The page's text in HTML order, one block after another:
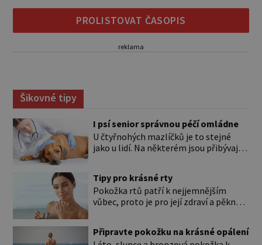
PROLISTOVAT ČASOPIS
reklama
Šikovné tipy
I psí senior správnou péčí omládne
U čtyřnohých mazlíčků je to stejné
jako u lidí. Na některém jsou přibývající
Přesto byste si měli staršího psa více
všímat, aby vám neunikly důležité
signály, že něco není v pořádku. Včasná
život. Hůře tráví U starších […]
Tipy pro krásné rty
Pokožka rtů patří k nejjemnějším
vůbec, proto je pro její zdraví a pěkný
ale také mnohem tenčí povrchovou
Připravte pokožku na krásné opálení